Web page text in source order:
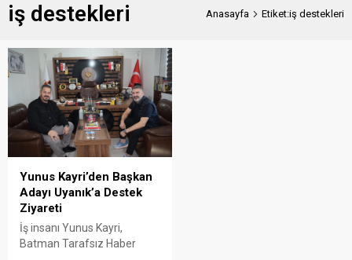
iş destekleri Anasayfa Etiket:iş destekleri
Yunus Kayri’den Başkan
Adayı Uyanık’a Destek
Ziyareti
İş insanı Yunus Kayri,
Batman Tarafsız Haber